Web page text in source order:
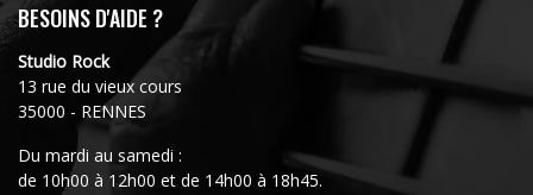
BESOINS D'AIDE ?
Studio Rock
13 rue du vieux cours
35000 - RENNES
Du mardi au samedi :
de 10h00 à 12h00 et de 14h00 à 18h45.